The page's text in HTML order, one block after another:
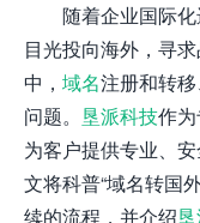
随着企业国际
目光投向海外，寻
中， 域名注册和转
问题。 垦派科技作
为客户提供专业、
文将科普“域名转国
续的流程，并介绍